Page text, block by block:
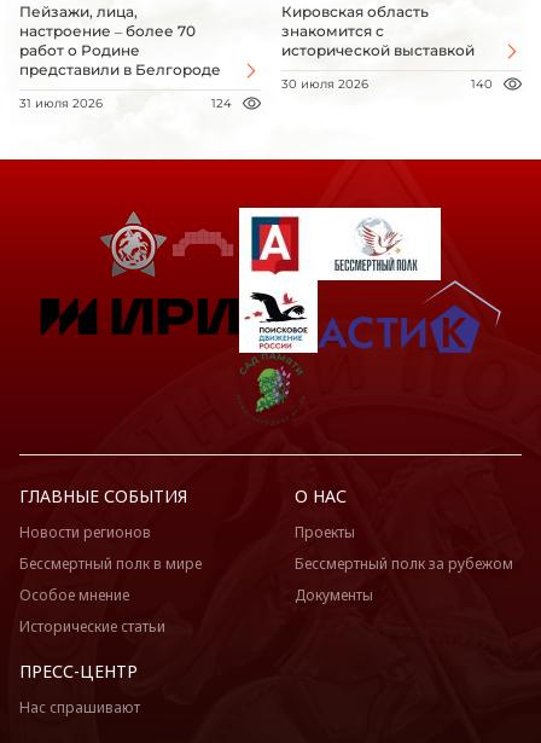
Пейзажи, лица,
настроение – более 70
работ о Родине
представили в Белгороде
31 июля 2026 124
Кировская область
знакомится с
исторической выставкой
30 июля 2026 140
ГЛАВНЫЕ СОБЫТИЯ
Новости регионов
Бессмертный полк в мире
Особое мнение
Исторические статьи
О НАС
Проекты
Бессмертный полк за рубежом
Документы
ПРЕСС-ЦЕНТР
Нас спрашивают